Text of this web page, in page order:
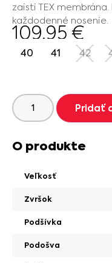
zaisti TEX
každodenné nosenie.
109.95 €
40 41 42
Pridať
O produkte
Veľkosť
Zvršok
Podšívka
Podošva